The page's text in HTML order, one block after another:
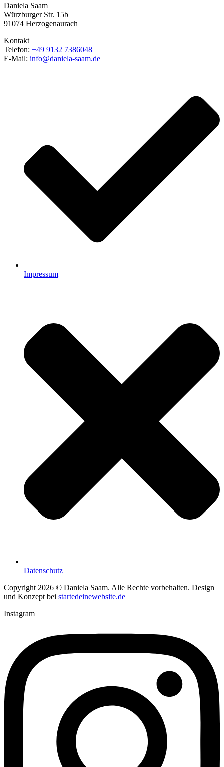
Daniela Saam
Würzburger Str. 15b
91074 Herzogenaurach
Kontakt
Telefon: +49 9132 7386048
E-Mail: info@daniela-saam.de
Impressum
Datenschutz
Copyright 2026 © Daniela Saam. Alle Rechte vorbehalten. Design
und Konzept bei startedeinewebsite.de
Instagram